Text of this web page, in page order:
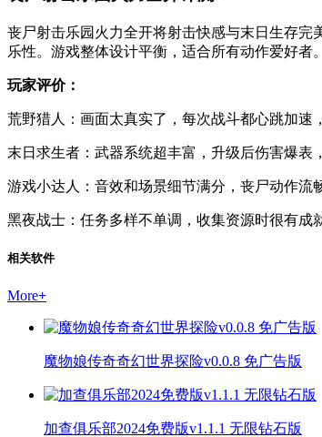
丧尸射击乐园火力全开将射击快感与末日生存
乐性。游戏整体设计平衡，适合所有动作爱好者。
玩家评价：
荒野猎人：画面太真实了，每次战斗都心跳加速
末日求生者：武器系统超丰富，升级后伤害爆表
游戏小达人：音效和场景细节满分，丧尸动作流
黑夜战士：任务多样不单调，收集资源时很有成
相关软件
More+
魔物娘传奇奇幻世界探险v0.0.8 免广告版
加查俱乐部2024免费版v1.1.1 无限钻石版